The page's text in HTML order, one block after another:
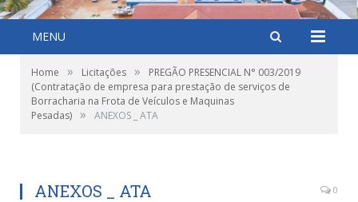
MENU
Home » Licitações »
PREGÃO PRESENCIAL N° 003/2019
(Contratação de empresa para prestação de serviços de
Borracharia na Frota de Veículos e Maquinas
Pesadas) » ANEXOS _ ATA
ANEXOS _ ATA 0